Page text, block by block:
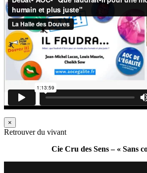
×
Retrouver du vivant
Cie Cru des Sens – « Sans